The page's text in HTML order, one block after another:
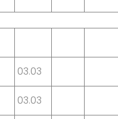
03.03
03.03